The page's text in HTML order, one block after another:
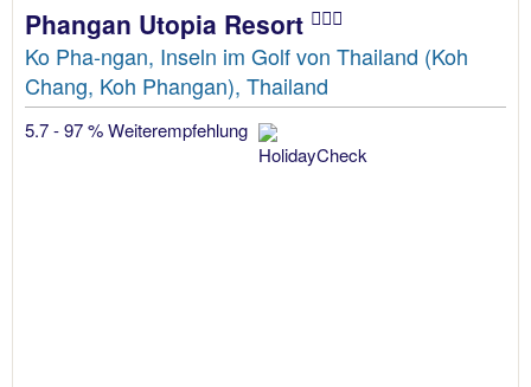
Phangan Utopia Resort
Ko Pha-ngan, Inseln im Golf von Thailand (Koh
Chang, Koh Phangan), Thailand
5.7 - 97 % Weiterempfehlung